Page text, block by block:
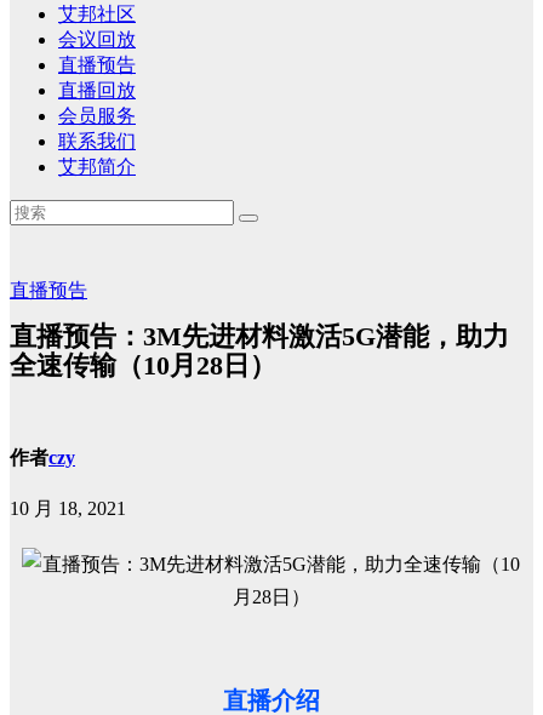
艾邦社区
会议回放
直播预告
直播回放
会员服务
联系我们
艾邦简介
直播预告
直播预告：3M先进材料激活5G潜能，助力
全速传输（10月28日）
作者czy
10 月 18, 2021
直播介绍